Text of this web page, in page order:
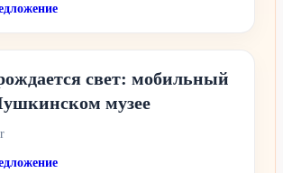
свет: мобильный
музее